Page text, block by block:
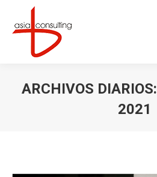
ARCHIVOS DIARIOS:
2021